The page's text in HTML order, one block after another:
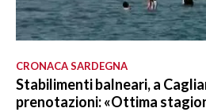
CRONACA SARDEGNA
Stabilimenti balneari, a
prenotazioni: «Ottima